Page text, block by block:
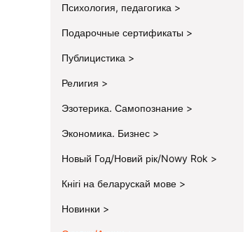
Психология, педагогика
Подарочные сертификаты
Публицистика
Религия
Эзотерика. Самопознание
Экономика. Бизнес
Новый Год/Новий рік/Nowy Rok
Кнігі на беларускай мове
Новинки